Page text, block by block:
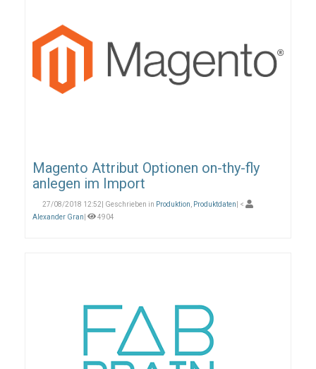
Magento Attribut Optionen on-thy-fly
anlegen im Import
27/08/2018 12:52| Geschrieben in Produktion, Produktdaten | <
Alexander Gran
4904